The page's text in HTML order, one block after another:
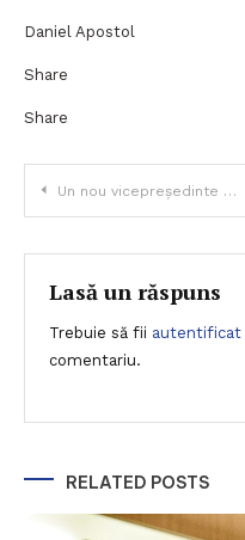
Daniel Apostol
Share
Share
Navigare
în
articole
Un nou vicepreședinte pentru NRCC în 2021
Lasă un răspuns
Trebuie să fii autentificat
comentariu.
RELATED POSTS